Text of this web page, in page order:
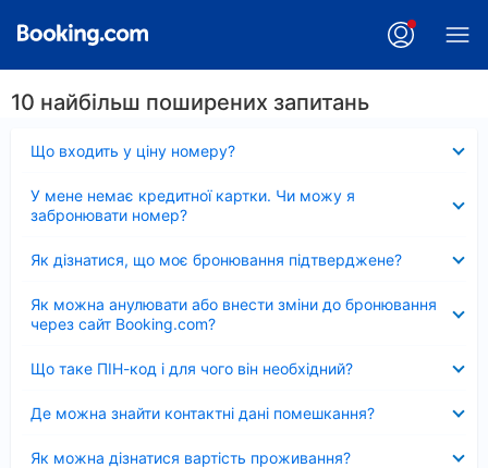
10 найбільш поширених запитань
Що входить у ціну номеру?
У мене немає кредитної картки. Чи можу я
забронювати номер?
Як дізнатися, що моє бронювання підтверджене?
Як можна анулювати або внести зміни до бронювання
через сайт Booking.com?
Що таке ПІН-код і для чого він необхідний?
Де можна знайти контактні дані помешкання?
Як можна дізнатися вартість проживання?